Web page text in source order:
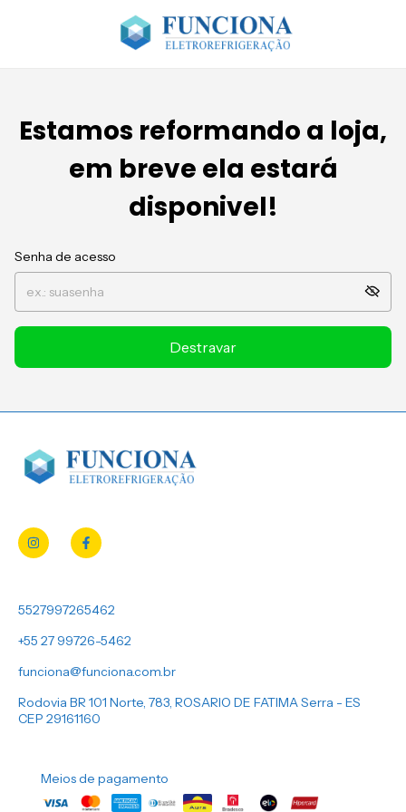
Estamos reformando a loja,
em breve ela estará
disponivel!
Senha de acesso
Destravar
5527997265462
+55 27 99726-5462
funciona@funciona.com.br
Rodovia BR 101 Norte, 783, ROSARIO DE FATIMA Serra - ES
CEP 29161160
Meios de pagamento